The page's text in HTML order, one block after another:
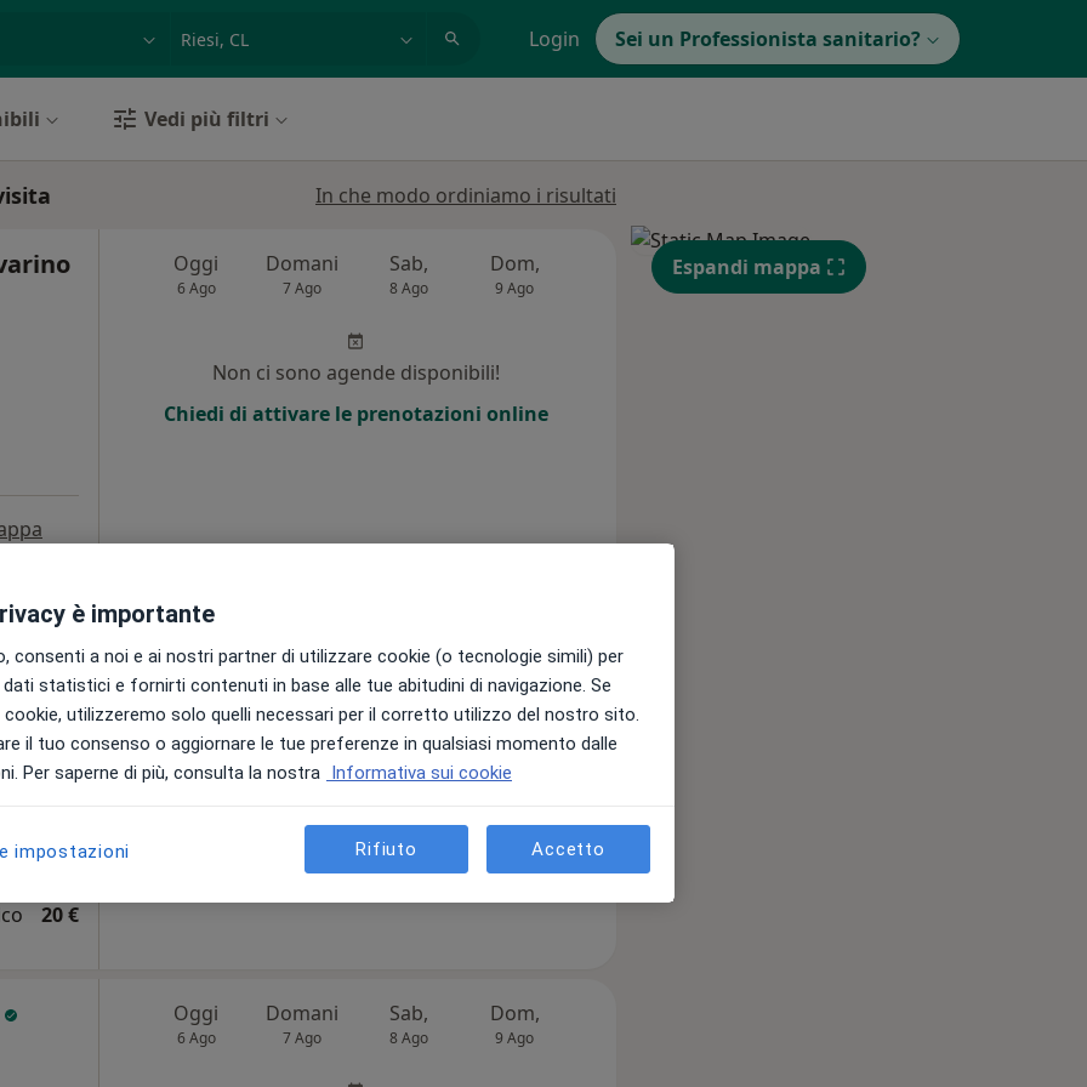
Login Sei un Professionista sanitario?
Vedi più filtri
In che modo ordiniamo i risultati
Oggi
6 Ago
Domani
7 Ago
Sab,
8 Ago
Dom,
9 Ago
Mar, Mer,
12 Ago
Non ci sono agende disponibili!
Chiedi di attivare le prenotazioni online
20 €
Oggi
6 Ago
Domani
7 Ago
Sab,
8 Ago
Dom,
9 Ago
Lun,
10 Ago
Non ci sono agende disponibili!
Mostra telefono
Oggi
6 Ago
Domani
7 Ago
Sab,
8 Ago
Dom,
9 Ago
Espandi mappa
è importante
consenti a noi e ai nostri partner di utilizzare cookie (o tecnologie simili) per
statistici e fornirti contenuti in base alle tue abitudini di navigazione. Se
utilizzeremo solo quelli necessari per il corretto utilizzo del nostro sito.
il tuo consenso o aggiornare le tue preferenze in qualsiasi momento dalle
Per saperne di più, consulta la nostra Informativa sui cookie
impostazioni Rifiuto Accetto